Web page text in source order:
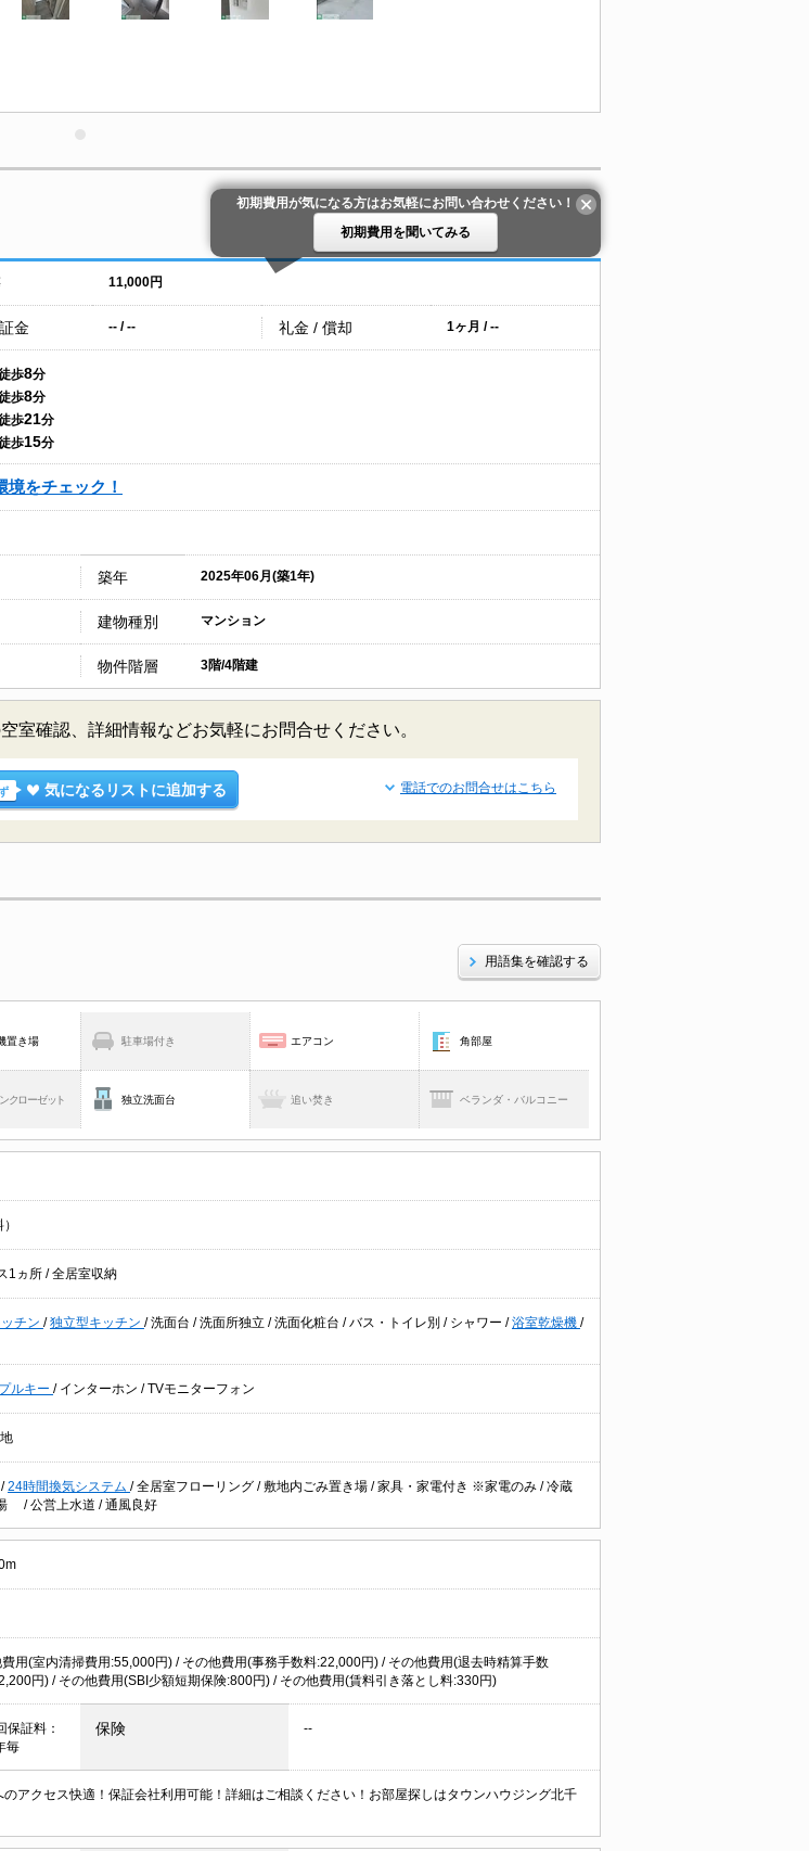
初期費用が気になる方はお気軽にお問い合わせください！
初期費用を聞いてみる
11,000円
金 -- / -- 礼金 / 償却 1ヶ月 / --
歩8分
歩8分
歩21分
歩15分
をチェック！
築年 2025年06月(築1年)
建物種別 マンション
物件階層 3階/4階建
室確認、詳細情報などお気軽にお問合せください。
気になるリストに追加する 電話でのお問合せはこちら
用語集を確認する
置き場 駐車場付き エアコン 角部屋
クローゼット 独立洗面台 追い焚き ベランダ・バルコニー
1ヵ所 /全居室収納
チン /独立型キッチン /洗面台 /洗面所独立 /洗面化粧台 /バス・トイレ別 / シャワー /浴室乾燥機 /
ルキー / インターホン /TVモニターフォン
/24時間換気システム /全居室フローリング /敷地内ごみ置き場 /家具・家電付き ※家電のみ /冷蔵
/公営上水道 /通風良好
用(室内清掃費用:55,000円) / その他費用(事務手数料:22,000円) / その他費用(退去時精算手数
円) / その他費用(SBI少額短期保険:800円) / その他費用(賃料引き落とし料:330円)
証料：
毎
保険 --
アクセス快適！保証会社利用可能！詳細はご相談ください！お部屋探しはタウンハウジング北千